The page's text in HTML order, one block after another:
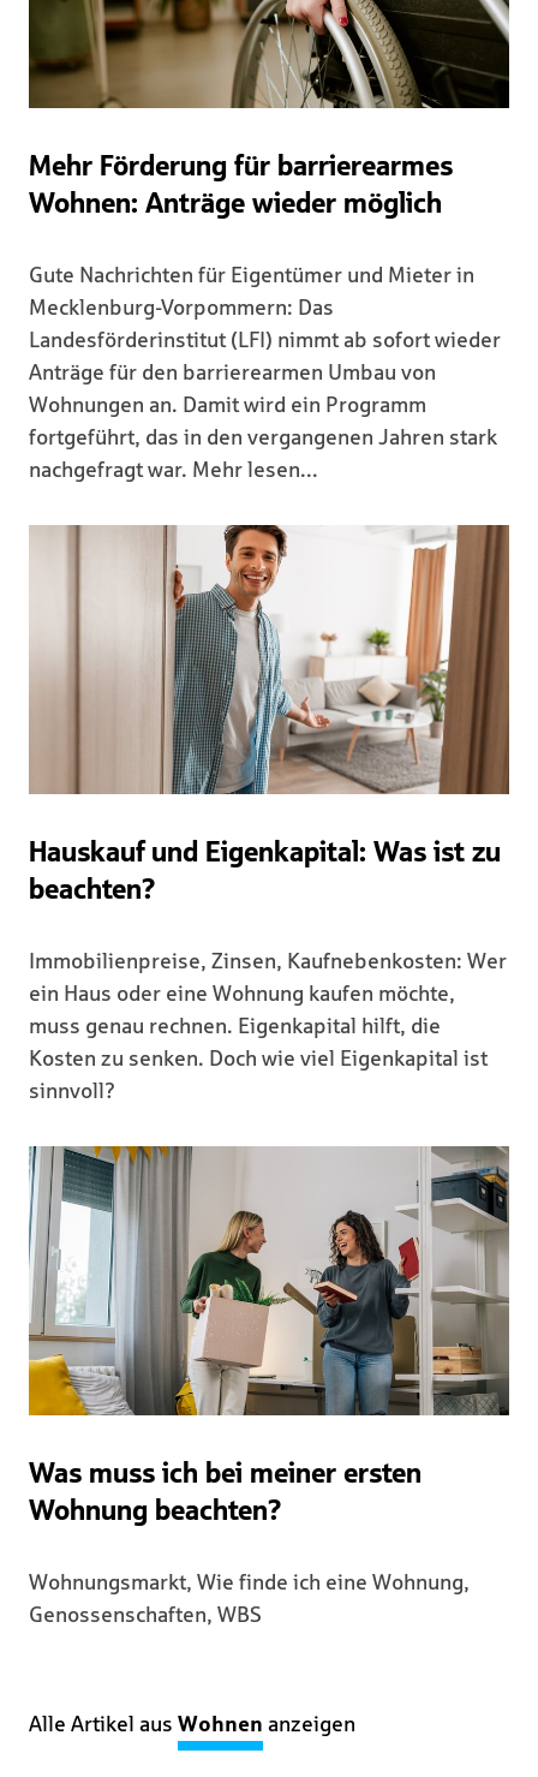
Mehr Förderung für barrierearmes
Wohnen: Anträge wieder möglich
Gute Nachrichten für Eigentümer und Mieter in
Mecklenburg-Vorpommern: Das
Landesförderinstitut (LFI) nimmt ab sofort wieder
Anträge für den barrierearmen Umbau von
Wohnungen an. Damit wird ein Programm
fortgeführt, das in den vergangenen Jahren stark
nachgefragt war. Mehr lesen...
Hauskauf und Eigenkapital: Was ist zu
beachten?
Immobilienpreise, Zinsen, Kaufnebenkosten: Wer
ein Haus oder eine Wohnung kaufen möchte,
muss genau rechnen. Eigenkapital hilft, die
Kosten zu senken. Doch wie viel Eigenkapital ist
sinnvoll?
Was muss ich bei meiner ersten
Wohnung beachten?
Wohnungsmarkt, Wie finde ich eine Wohnung,
Genossenschaften, WBS
Alle Artikel aus Wohnen anzeigen